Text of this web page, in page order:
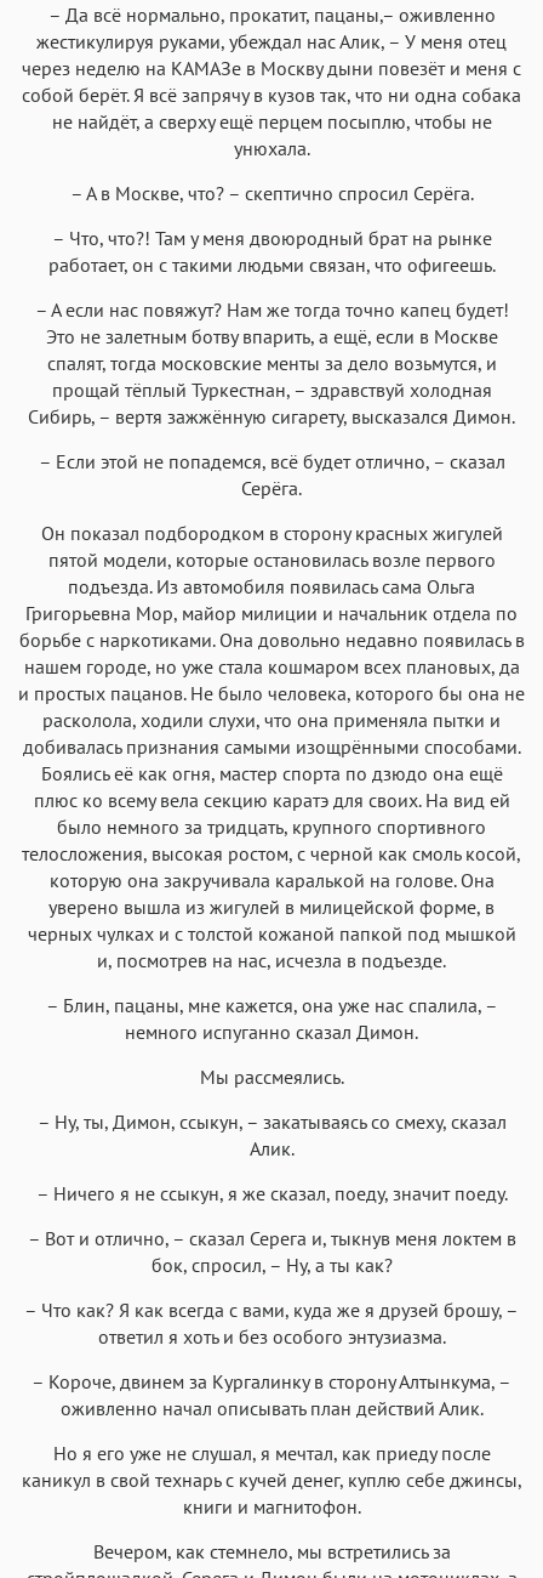
Аа
Helvetica Neue
Аа Аа Аа
Аа
Courier
Аа
Courier New
Аа
Menlo
Аа
SF Mono
– Да всё нормально, прокатит, пацаны,– оживленно
жестикулируя руками, убеждал нас Алик, – У меня отец
через неделю на КАМАЗе в Москву дыни повезёт и меня с
собой берёт. Я всё запрячу в кузов так, что ни одна собака
не найдёт, а сверху ещё перцем посыплю, чтобы не
унюхала.
– А в Москве, что? – скептично спросил Серёга.
– Что, что?! Там у меня двоюродный брат на рынке
работает, он с такими людьми связан, что офигеешь.
– А если нас повяжут? Нам же тогда точно капец будет!
Это не залетным ботву впарить, а ещё, если в Москве
спалят, тогда московские менты за дело возьмутся, и
прощай тёплый Туркестнан, – здравствуй холодная
Сибирь, – вертя зажжённую сигарету, высказался Димон.
– Если этой не попадемся, всё будет отлично, – сказал
Серёга.
Он показал подбородком в сторону красных жигулей
пятой модели, которые остановилась возле первого
подъезда. Из автомобиля появилась сама Ольга
Григорьевна Мор, майор милиции и начальник отдела по
борьбе с наркотиками. Она довольно недавно появилась в
нашем городе, но уже стала кошмаром всех плановых, да
и простых пацанов. Не было человека, которого бы она не
расколола, ходили слухи, что она применяла пытки и
добивалась признания самыми изощрёнными способами.
Боялись её как огня, мастер спорта по дзюдо она ещё
плюс ко всему вела секцию каратэ для своих. На вид ей
было немного за тридцать, крупного спортивного
телосложения, высокая ростом, с черной как смоль косой,
которую она закручивала каралькой на голове. Она
уверено вышла из жигулей в милицейской форме, в
черных чулках и с толстой кожаной папкой под мышкой
и, посмотрев на нас, исчезла в подъезде.
– Блин, пацаны, мне кажется, она уже нас спалила, –
немного испуганно сказал Димон.
Мы рассмеялись.
– Ну, ты, Димон, ссыкун, – закатываясь со смеху, сказал
Алик.
– Ничего я не ссыкун, я же сказал, поеду, значит поеду.
– Вот и отлично, – сказал Серега и, тыкнув меня локтем в
бок, спросил, – Ну, а ты как?
– Что как? Я как всегда с вами, куда же я друзей брошу, –
ответил я хоть и без особого энтузиазма.
– Короче, двинем за Кургалинку в сторону Алтынкума, –
оживленно начал описывать план действий Алик.
Но я его уже не слушал, я мечтал, как приеду после
каникул в свой технарь с кучей денег, куплю себе джинсы,
книги и магнитофон.
Вечером, как стемнело, мы встретились за